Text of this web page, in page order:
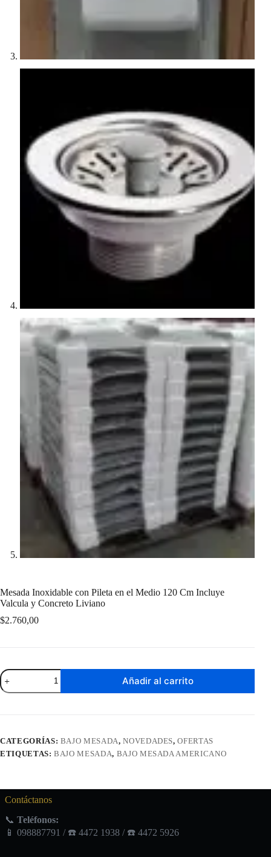
Mesada Inoxidable con Pileta en el Medio 120 Cm Incluye
Valcula y Concreto Liviano
$2.760,00
Mesada
Inoxidable
con
120
Cm
Concreto
cantidad
Añadir al carrito
CATEGORÍAS: BAJO MESADA,NOVEDADES,OFERTAS
ETIQUETAS:BAJO MESADA, BAJO MESADA AMERICANO
Contáctanos
📞 Teléfonos:
📱 098887791 / ☎️ 4472 1938 / ☎️ 4472 5926